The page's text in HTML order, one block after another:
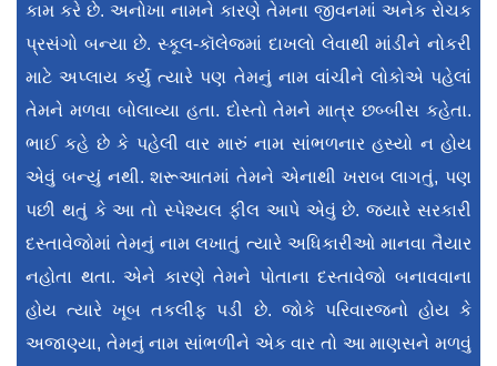
કામ કરે છે. અનોખા નામને કારણે તેમના જીવનમાં અનેક રોચક
પ્રસંગો બન્યા છે. સ્કૂલ-કૉલેજમાં દાખલો લેવાથી માંડીને નોકરી
માટે અપ્લાય કર્યું ત્યારે પણ તેમનું નામ વાંચીને લોકોએ પહેલાં
તેમને મળવા બોલાવ્યા હતા. દોસ્તો તેમને માત્ર છબ્બીસ કહેતા.
ભાઈ કહે છે કે પહેલી વાર મારું નામ સાંભળનાર હસ્યો ન હોય
એવું બન્યું નથી. શરૂઆતમાં તેમને એનાથી ખરાબ લાગતું, પણ
પછી થતું કે આ તો સ્પેશ્યલ ફીલ આપે એવું છે. જ્યારે સરકારી
દસ્તાવેજોમાં તેમનું નામ લખાતું ત્યારે અધિકારીઓ માનવા તૈયાર
નહોતા થતા. એને કારણે તેમને પોતાના દસ્તાવેજો બનાવવાના
હોય ત્યારે ખૂબ તકલીફ પડી છે. જોકે પરિવારજનો હોય કે
અજાણ્યા, તેમનું નામ સાંભળીને એક વાર તો આ માણસને મળવું